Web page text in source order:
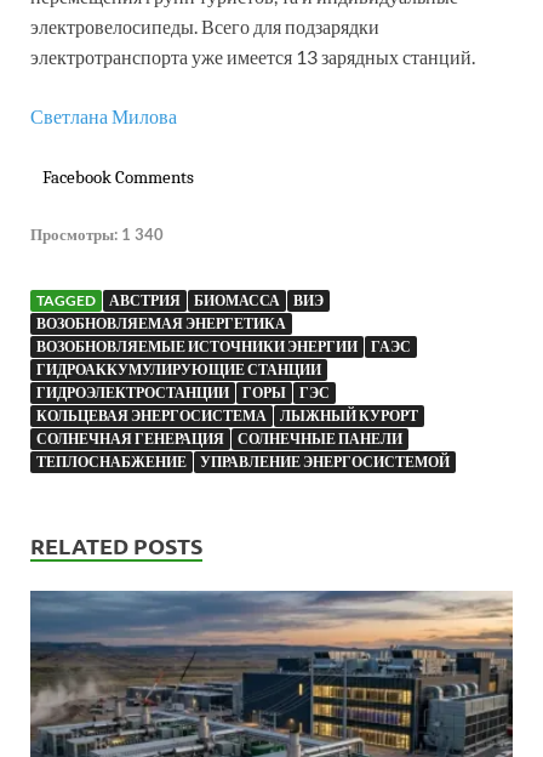
электровелосипеды. Всего для подзарядки
электротранспорта уже имеется 13 зарядных станций.
Светлана Милова
Facebook Comments
Просмотры: 1 340
TAGGED АВСТРИЯ БИОМАССА
ВИЭ
ВОЗОБНОВЛЯЕМАЯ ЭНЕРГЕТИКА
ВОЗОБНОВЛЯЕМЫЕ ИСТОЧНИКИ ЭНЕРГИИ
ГАЭС
ГИДРОАККУМУЛИРУЮЩИЕ СТАНЦИИ
ГИДРОЭЛЕКТРОСТАНЦИИ
ГОРЫ
ГЭС
КОЛЬЦЕВАЯ ЭНЕРГОСИСТЕМА
ЛЫЖНЫЙ КУРОРТ
СОЛНЕЧНАЯ ГЕНЕРАЦИЯ
СОЛНЕЧНЫЕ ПАНЕЛИ
ТЕПЛОСНАБЖЕНИЕ
УПРАВЛЕНИЕ ЭНЕРГОСИСТЕМОЙ
RELATED POSTS